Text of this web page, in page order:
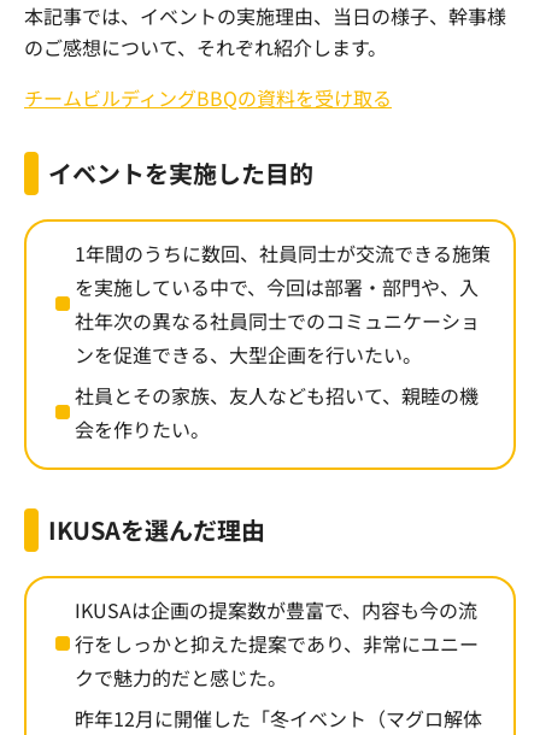
本記事では、イベントの実施理由、当日の様子、幹事様
のご感想について、それぞれ紹介します。
チームビルディングBBQの資料を受け取る
イベントを実施した目的
1年間のうちに数回、社員同士が交流できる施策
を実施している中で、今回は部署・部門や、入
社年次の異なる社員同士でのコミュニケーショ
ンを促進できる、大型企画を行いたい。
社員とその家族、友人なども招いて、親睦の機
会を作りたい。
IKUSAを選んだ理由
IKUSAは企画の提案数が豊富で、内容も今の流
行をしっかと抑えた提案であり、非常にユニー
クで魅力的だと感じた。
昨年12月に開催した「冬イベント（マグロ解体